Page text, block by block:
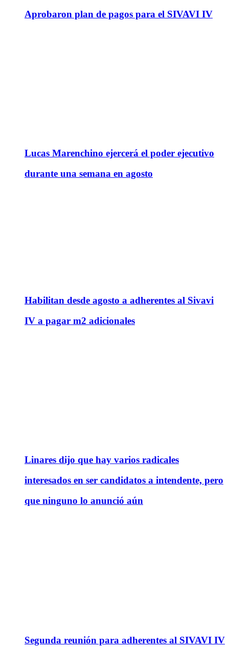
Aprobaron plan de pagos para el SIVAVI IV
Lucas Marenchino ejercerá el poder ejecutivo
durante una semana en agosto
Habilitan desde agosto a adherentes al Sivavi
IV a pagar m2 adicionales
Linares dijo que hay varios radicales
interesados en ser candidatos a intendente, pero
que ninguno lo anunció aún
Segunda reunión para adherentes al SIVAVI IV